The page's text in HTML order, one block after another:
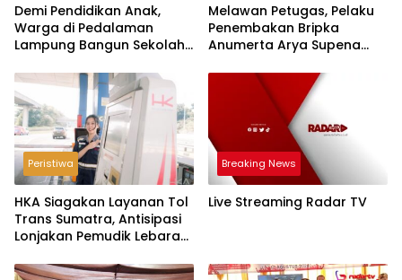
Demi Pendidikan Anak,
Warga di Pedalaman
Lampung Bangun Sekolah
Melawan Petugas, Pelaku
Penembakan Bripka
Anumerta Arya Supena
Hantu
Peristiwa
HKA Siagakan Layanan Tol
Trans Sumatra, Antisipasi
Lonjakan Pemudik Lebaran
Breaking News
Live Streaming Radar TV